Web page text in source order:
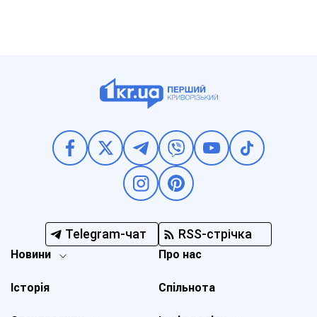
Telegram-чат RSS-стрічка
Новини
Історія
Про нас
Спільнота